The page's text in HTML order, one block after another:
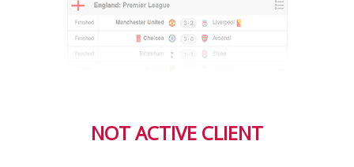
NOT ACTIVE CLIENT